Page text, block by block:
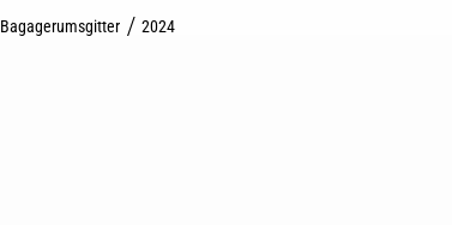
Bagagerumsgitter 2024